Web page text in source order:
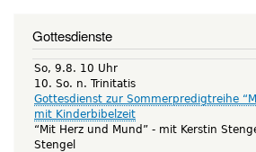
Gottesdienste
So, 9.8. 10 Uhr
10. So. n. Trinitatis
Gottesdienst zur Sommerpredigtreihe
mit Kinderbibelzeit
“Mit Herz und Mund” - mit Kerstin
Stengel